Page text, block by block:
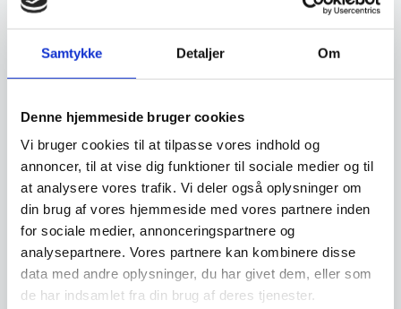
Samtykke Detaljer Om
Denne hjemmeside bruger cookies
Vi bruger cookies til at tilpasse vores indhold og
annoncer, til at vise dig funktioner til sociale medier og til
at analysere vores trafik. Vi deler også oplysninger om
din brug af vores hjemmeside med vores partnere inden
for sociale medier, annonceringspartnere og
analysepartnere. Vores partnere kan kombinere disse
data med andre oplysninger, du har givet dem, eller som
de har indsamlet fra din brug af deres tjenester.
Har du spørgsmål til varen? Klik her
Vi prismatcher - Klik her
Relaterede varer
SPAR 43%